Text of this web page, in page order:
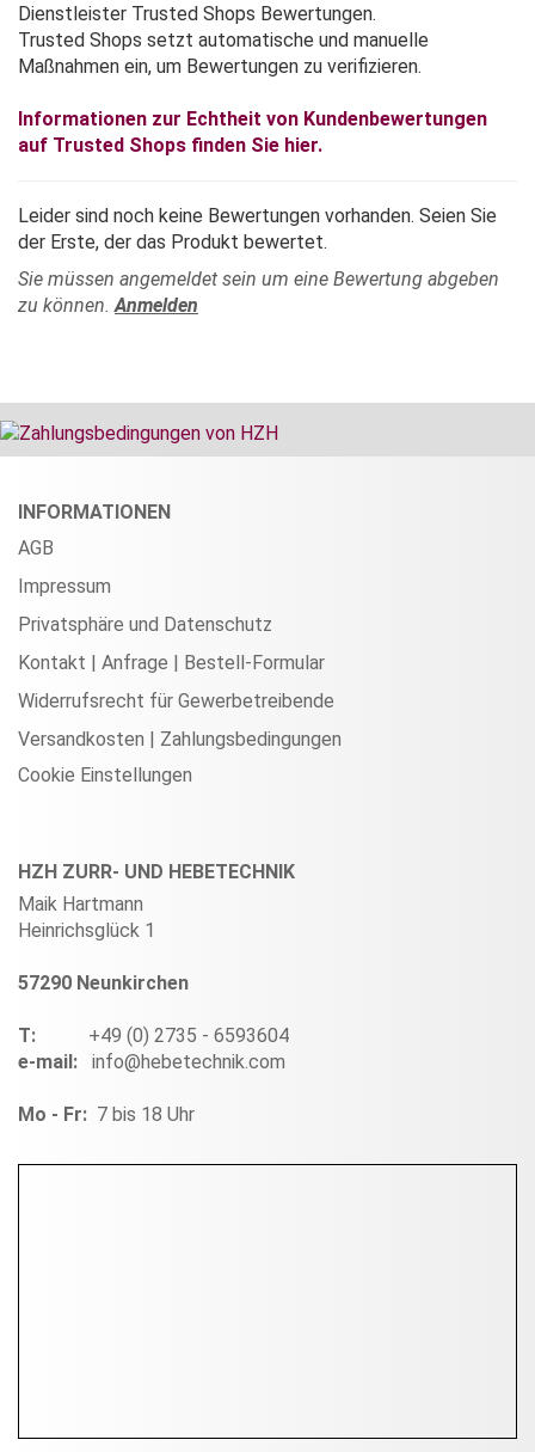
Dienstleister Trusted Shops Bewertungen.
Trusted Shops setzt automatische und manuelle
Maßnahmen ein, um Bewertungen zu verifizieren.
Informationen zur Echtheit von Kundenbewertungen
auf Trusted Shops finden Sie hier.
Leider sind noch keine Bewertungen vorhanden. Seien Sie
der Erste, der das Produkt bewertet.
Sie müssen angemeldet sein um eine Bewertung abgeben
zu können. Anmelden
INFORMATIONEN
AGB
Impressum
Privatsphäre und Datenschutz
Kontakt | Anfrage | Bestell-Formular
Widerrufsrecht für Gewerbetreibende
Versandkosten | Zahlungsbedingungen
Cookie Einstellungen
HZH ZURR- UND HEBETECHNIK
Maik Hartmann
Heinrichsglück 1
57290 Neunkirchen
T: +49 (0) 2735 - 6593604
e-mail: info@hebetechnik.com
Mo - Fr: 7 bis 18 Uhr